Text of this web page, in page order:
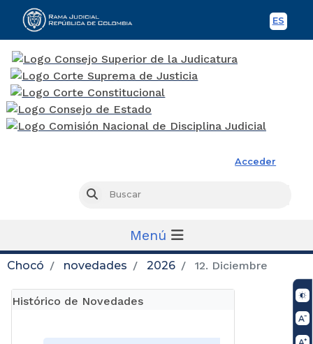
ES
Acceder
Buscar
Menú
Chocó novedades 2026 12. Diciembre
Histórico de Novedades